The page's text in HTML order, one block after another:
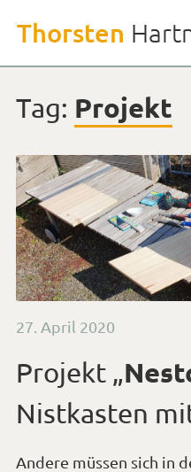
den
Thorsten
Tag: Projekt
Veröffentlicht
27. April 2020
Projekt „
Nistkasten
Andere müssen sich in